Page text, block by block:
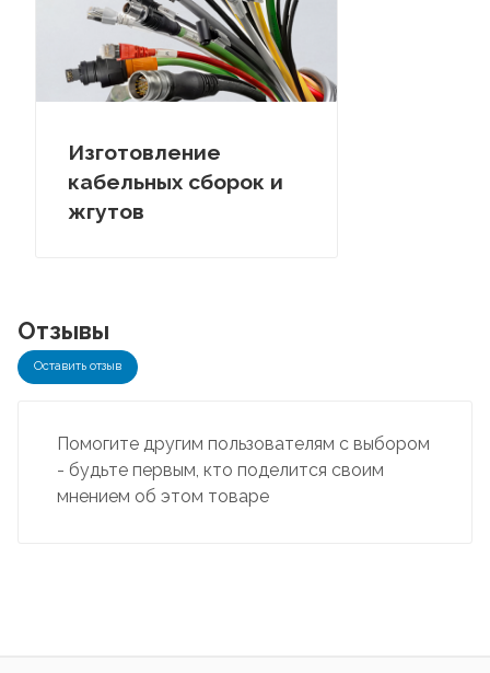
Изготовление
кабельных сборок и
жгутов
Отзывы
Оставить отзыв
Помогите другим пользователям с выбором
- будьте первым, кто поделится своим
мнением об этом товаре